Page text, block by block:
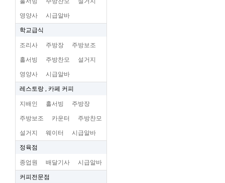
영양사 시급알바
학교급식
조리사 주방장 주방보조
홀서빙 주방찬모 설거지
영양사 시급알바
레스토랑 , 카페 커피
지배인 홀서빙 주방장
주방보조 카운터 주방찬모
설거지 웨이터 시급알바
정육점
종업원 배달기사 시급알바
커피전문점